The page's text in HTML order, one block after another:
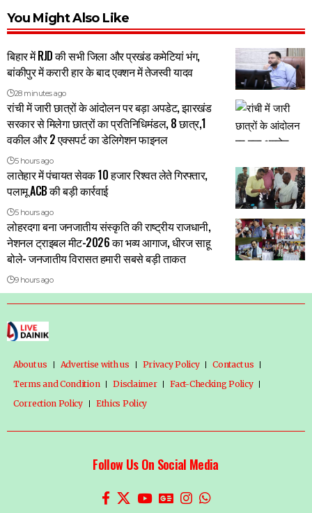
You Might Also Like
बिहार में RJD की सभी जिला और प्रखंड कमेटियां भंग,
बांकीपुर में करारी हार के बाद एक्शन में तेजस्वी यादव
28 minutes ago
रांची में जारी छात्रों के आंदोलन पर बड़ा अपडेट, झारखंड
सरकार से मिलेगा छात्रों का प्रतिनिधिमंडल, 8 छात्र,1
वकील और 2 एक्सपर्ट का डेलिगेशन फाइनल
5 hours ago
लातेहार में पंचायत सेवक 10 हजार रिश्वत लेते गिरफ्तार,
पलामू ACB की बड़ी कार्रवाई
5 hours ago
लोहरदगा बना जनजातीय संस्कृति की राष्ट्रीय राजधानी,
नेशनल ट्राइबल मीट-2026 का भव्य आगाज, धीरज साहू
बोले- जनजातीय विरासत हमारी सबसे बड़ी ताकत
9 hours ago
About us Advertise with us Privacy Policy
Contact us
Terms and Condition
Disclaimer
Fact-Checking Policy
Correction Policy
Ethics Policy
Follow Us On Social Media